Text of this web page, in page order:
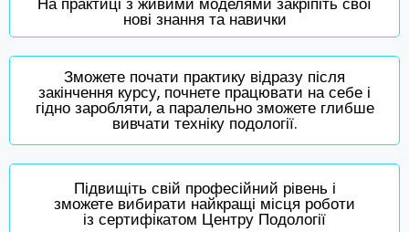
нові знання та навички
Зможете почати практику відразу після
закінчення курсу, почнете працювати на себе і
гідно заробляти, а паралельно зможете глибше
вивчати техніку подології.
Підвищіть свій професійний рівень і
зможете вибирати найкращі місця роботи
із сертифікатом Центру Подології